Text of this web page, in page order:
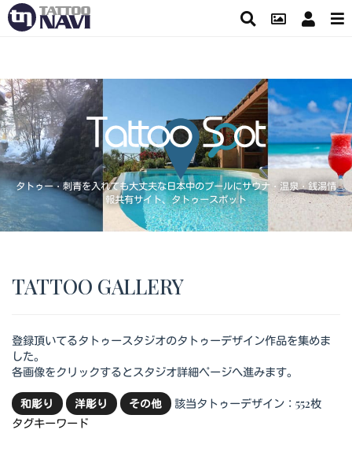
タトゥー・刺青を入れても大丈夫な日本中のプールにサウナ・温泉・銭湯情
報共有サイト、タトゥースポット
TATTOO GALLERY
登録頂いてるタトゥースタジオのタトゥーデザイン作品を集めま
した。
各画像をクリックするとスタジオ詳細ページへ進みます。
和彫り 洋彫り その他
該当タトゥーデザイン：552枚
タグキーワード